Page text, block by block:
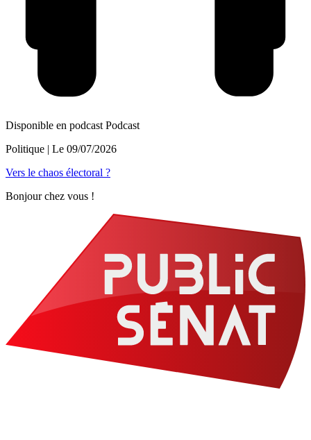
Disponible en podcast Podcast
Politique | Le 09/07/2026
Vers le chaos électoral ?
Bonjour chez vous !